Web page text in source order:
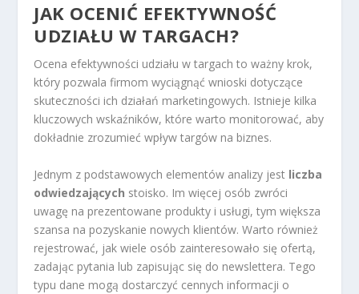
JAK OCENIĆ EFEKTYWNOŚĆ
UDZIAŁU W TARGACH?
Ocena efektywności udziału w targach to ważny krok,
który pozwala firmom wyciągnąć wnioski dotyczące
skuteczności ich działań marketingowych. Istnieje kilka
kluczowych wskaźników, które warto monitorować, aby
dokładnie zrozumieć wpływ targów na biznes.
Jednym z podstawowych elementów analizy jest liczba
odwiedzających stoisko. Im więcej osób zwróci
uwagę na prezentowane produkty i usługi, tym większa
szansa na pozyskanie nowych klientów. Warto również
rejestrować, jak wiele osób zainteresowało się ofertą,
zadając pytania lub zapisując się do newslettera. Tego
typu dane mogą dostarczyć cennych informacji o